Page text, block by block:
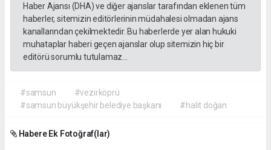
Haber Ajansı (DHA) ve diğer ajanslar tarafından eklenen tüm
haberler, sitemizin editörlerinin müdahalesi olmadan ajans
kanallarından çekilmektedir. Bu haberlerde yer alan hukuki
muhataplar haberi geçen ajanslar olup sitemizin hiç bir
editörü sorumlu tutulamaz...
#samsun
#vezirköprü
#samsun büyükşehir belediye başkanı
#halit doğan
Habere Ek Fotoğraf(lar)